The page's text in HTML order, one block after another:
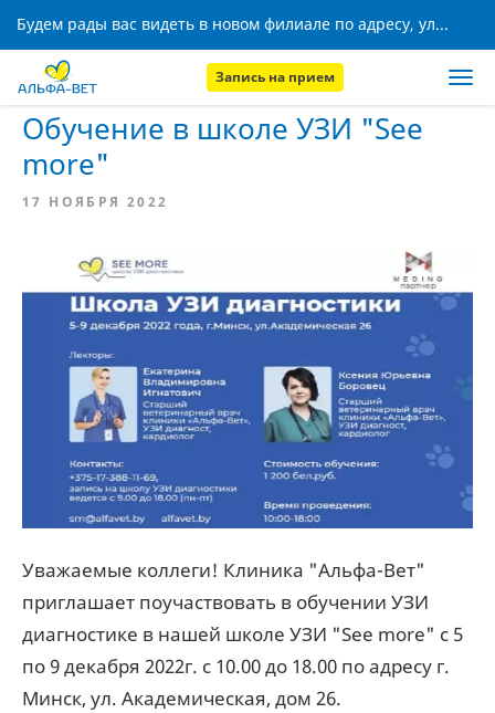
Будем рады вас видеть в новом филиале по адресу, ул. Кижеватова, 8!
Запись на прием
Главная
Обучение в школе УЗИ "See
more"
17 НОЯБРЯ 2022
Уважаемые коллеги! Клиника "Альфа-Вет"
приглашает поучаствовать в обучении УЗИ
диагностике в нашей школе УЗИ "See more" с 5
по 9 декабря 2022г. с 10.00до 18.00 по адресу г.
Минск, ул. Академическая, дом 26.